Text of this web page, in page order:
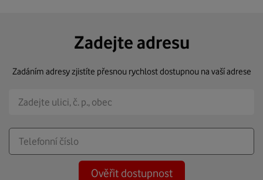
Zadejte adresu
Zadáním adresy zjistíte přesnou rychlost dostupnou na vaší adrese
Ověřit dostupnost